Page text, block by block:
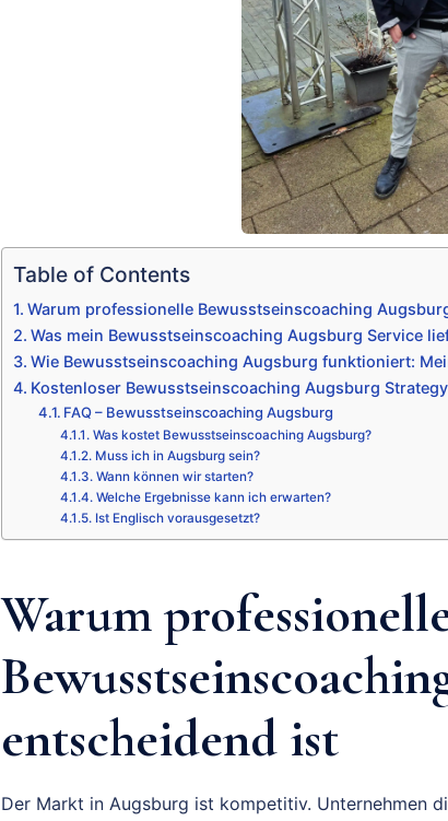
Table of Contents
Warum professionelle Bewusstseinscoaching
Was mein Bewusstseinscoaching Augsburg Service
Wie Bewusstseinscoaching Augsburg funktioniert:
Kostenloser Bewusstseinscoaching Augsburg
FAQ – Bewusstseinscoaching Augsburg
Was kostet Bewusstseinscoaching Augsburg?
Muss ich in Augsburg sein?
Wann können wir starten?
Welche Ergebnisse kann ich erwarten?
Ist Englisch vorausgesetzt?
Warum
entscheidend ist
Der Markt in Augsburg ist kompetitiv. Unternehmen